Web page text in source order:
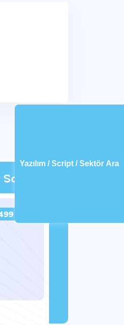
₺
Yazılım / Script / Sektör Ara